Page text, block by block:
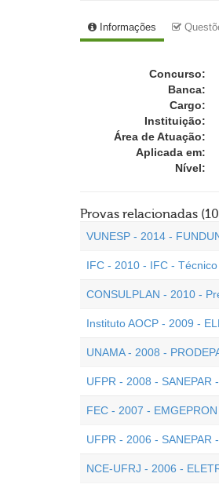
Informações
Concurso:
Banca:
Cargo:
Instituição:
Área de Atuação:
Aplicada em:
Nível:
Provas relacionadas
VUNESP - 2014 -
IFC - 2010 - IFC -
CONSULPLAN - 2010 -
Instituto AOCP - 2009 -
UNAMA - 2008 -
UFPR - 2008 - SANEPAR
FEC - 2007 -
UFPR - 2006 - SANEPAR
NCE-UFRJ - 2006 -